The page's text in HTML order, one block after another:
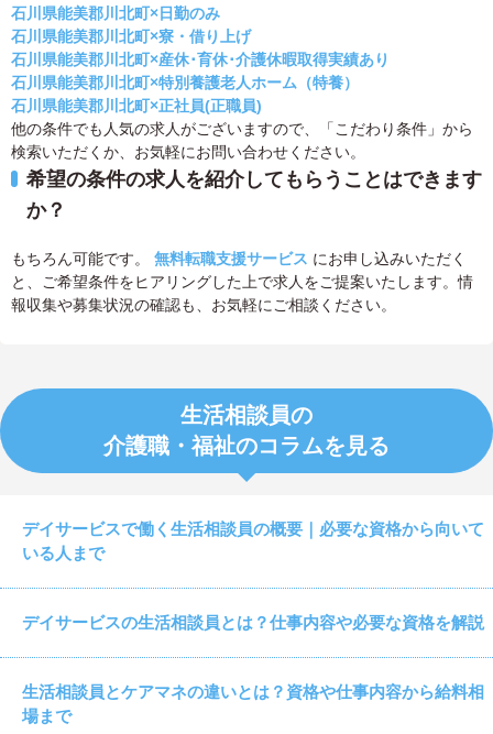
石川県能美郡川北町×日勤のみ
石川県能美郡川北町×寮・借り上げ
石川県能美郡川北町×産休･育休･介護休暇取得実績あり
石川県能美郡川北町×特別養護老人ホーム（特養）
石川県能美郡川北町×正社員(正職員)
他の条件でも人気の求人がございますので、「こだわり条件」から
検索いただくか、お気軽にお問い合わせください。
希望の条件の求人を紹介してもらうことはできます
か？
もちろん可能です。 無料転職支援サービス にお申し込みいただく
と、ご希望条件をヒアリングした上で求人をご提案いたします。情
報収集や募集状況の確認も、お気軽にご相談ください。
生活相談員の
介護職・福祉のコラムを見る
デイサービスで働く生活相談員の概要｜必要な資格から向いて
いる人まで
デイサービスの生活相談員とは？仕事内容や必要な資格を解説
生活相談員とケアマネの違いとは？資格や仕事内容から給料相
場まで